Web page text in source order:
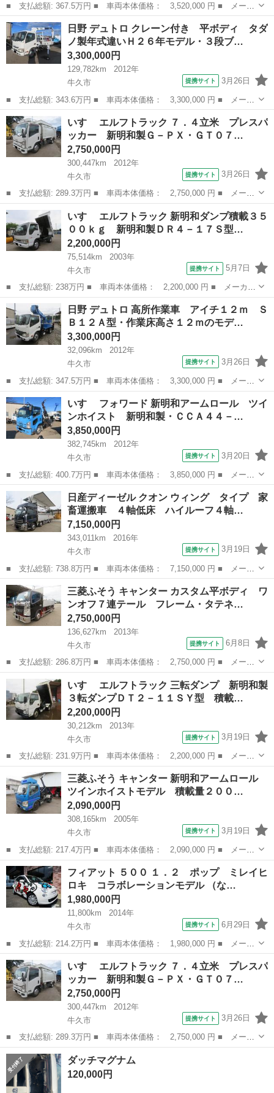
■ 支払総額: 367.5万円 ■ 車両本体価格： 3,520,000 円 ■ メーカ
ー名： 日野 ■ 車種名： ヒノレンジャー ■ グレード名： ４段
ラジコンクレーン 古河ユニック製・ＵＲＵ３４４ＰＲＫＫ・パラフ
ック仕様...
茨城 牛久市 その他
日野 デュトロ クレーン付き 平ボディ タダ
ノ製年式違いＨ２６年モデル・３段ブ…
3,300,000円
129,782km
2012年
牛久市
提携サイト 3月26日
■ 支払総額: 343.6万円 ■ 車両本体価格： 3,300,000 円 ■ メーカ
ー名： 日野 ■ 車種名： デュトロ ■ グレード名： クレーン付
き 平ボディ タダノ製年式違いＨ２６年モデル・３段ブーム・２．
９３トン...
茨城 牛久市 その他
いすゞ エルフトラック ７．４立米 プレスパ
ッカー 新明和製Ｇ－ＰＸ・ＧＴ０７…
2,750,000円
300,447km
2012年
牛久市
提携サイト 3月26日
■ 支払総額: 289.3万円 ■ 車両本体価格： 2,750,000 円 ■ メーカ
ー名： いすゞ ■ 車種名： エルフトラック ■ グレード名：
７．４立米 プレスパッカー 新明和製Ｇ－ＰＸ・ＧＴ０７４型・連
続・掻き出...
茨城 牛久市 その他
いすゞ エルフトラック 新明和ダンプ積載３５
００ｋｇ 新明和製ＤＲ４－１７Ｓ型…
2,200,000円
75,514km
2003年
牛久市
提携サイト 5月7日
■ 支払総額: 238万円 ■ 車両本体価格： 2,200,000 円 ■ メーカー
名： いすゞ ■ 車種名： エルフトラック ■ グレード名： 新明
和ダンプ積載３５００ｋｇ 新明和製ＤＲ４－１７Ｓ型 有効荷台内
寸３３０－...
茨城 牛久市 その他
日野 デュトロ 高所作業車 アイチ１２ｍ Ｓ
Ｂ１２Ａ型・作業床高さ１２ｍのモデ…
3,300,000円
32,096km
2012年
牛久市
提携サイト 3月26日
■ 支払総額: 347.5万円 ■ 車両本体価格： 3,300,000 円 ■ メーカ
ー名： 日野 ■ 車種名： デュトロ ■ グレード名： 高所作業
車 アイチ１２ｍ ＳＢ１２Ａ型・作業床高さ１２ｍのモデル第二第
三ブームア...
茨城 牛久市 その他
いすゞ フォワード 新明和アームロール ツイ
ンホイスト 新明和製・ＣＣＡ４４－…
3,850,000円
382,745km
2012年
牛久市
提携サイト 3月20日
■ 支払総額: 400.7万円 ■ 車両本体価格： 3,850,000 円 ■ メーカ
ー名： いすゞ ■ 車種名： フォワード ■ グレード名： 新明和
アームロール ツインホイスト 新明和製・ＣＣＡ４４－２１型・積
載量３７...
茨城 牛久市 その他
日産ディーゼル クオン ウィング タイプ 家
畜運搬車 ４軸低床 ハイルーフ４軸…
7,150,000円
343,011km
2016年
牛久市
提携サイト 3月19日
■ 支払総額: 738.8万円 ■ 車両本体価格： 7,150,000 円 ■ メーカ
ー名： 日産ディーゼル ■ 車種名： クオン ■ グレード名： ウ
ィング タイプ 家畜運搬車 ４軸低床 ハイルーフ４軸２デフ３８
０馬力タ...
茨城 牛久市 その他
三菱ふそう キャンター カスタム平ボディ ワ
ンオフ７連テール フレーム・タテネ…
2,750,000円
136,627km
2013年
牛久市
提携サイト 6月8日
■ 支払総額: 286.8万円 ■ 車両本体価格： 2,750,000 円 ■ メーカ
ー名： 三菱ふそう ■ 車種名： キャンター ■ グレード名： カ
スタム平ボディ ワンオフ７連テール フレーム・タテネタラメ入り
オレンジ...
茨城 牛久市 その他
いすゞ エルフトラック 三転ダンプ 新明和製
３転ダンプＤＴ２－１１ＳＹ型 積載…
2,200,000円
30,212km
2013年
牛久市
提携サイト 3月19日
■ 支払総額: 231.9万円 ■ 車両本体価格： 2,200,000 円 ■ メーカ
ー名： いすゞ ■ 車種名： エルフトラック ■ グレード名： 三
転ダンプ 新明和製３転ダンプＤＴ２－１１ＳＹ型 積載量２０００
ｋｇ、有...
牛久市 その他
三菱ふそう キャンター 新明和アームロール
ツインホイストモデル 積載量２００…
2,090,000円
308,165km
2005年
牛久市
提携サイト 3月19日
■ 支払総額: 217.4万円 ■ 車両本体価格： 2,090,000 円 ■ メーカ
ー名： 三菱ふそう ■ 車種名： キャンター ■ グレード名： 新
明和アームロール ツインホイストモデル 積載量２０００ｋｇ・車
両寸法４...
茨城 牛久市
フィアット ５００ １．２ ポップ ミレイヒ
ロキ コラボレーションモデル （な…
1,980,000円
11,800km
2014年
牛久市
提携サイト 6月29日
■ 支払総額: 214.2万円 ■ 車両本体価格： 1,980,000 円 ■ メーカ
ー名： フィアット ■ 車種名： ５００ ■ グレード名： １．
２ ポップ ミレイヒロキ コラボレーションモデル ■ 排気量：
1200...
茨城 牛久市 その他
いすゞ エルフトラック ７．４立米 プレスパ
ッカー 新明和製Ｇ－ＰＸ・ＧＴ０７…
2,750,000円
300,447km
2012年
牛久市
提携サイト 3月26日
■ 支払総額: 289.3万円 ■ 車両本体価格： 2,750,000 円 ■ メーカ
ー名： いすゞ ■ 車種名： エルフトラック ■ グレード名：
７．４立米 プレスパッカー 新明和製Ｇ－ＰＸ・ＧＴ０７４型・連
続・掻き出...
茨城 牛久市
ダッチマグナム
120,000円